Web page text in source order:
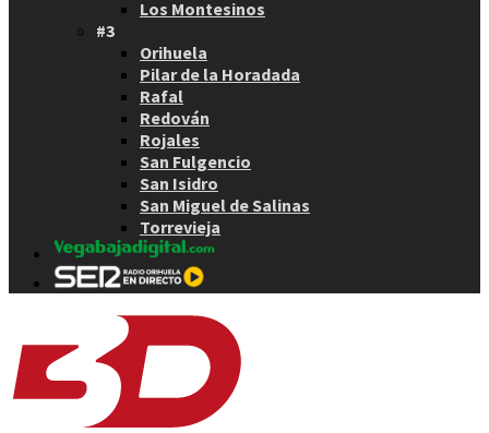
Los Montesinos
#3
Orihuela
Pilar de la Horadada
Rafal
Redován
Rojales
San Fulgencio
San Isidro
San Miguel de Salinas
Torrevieja